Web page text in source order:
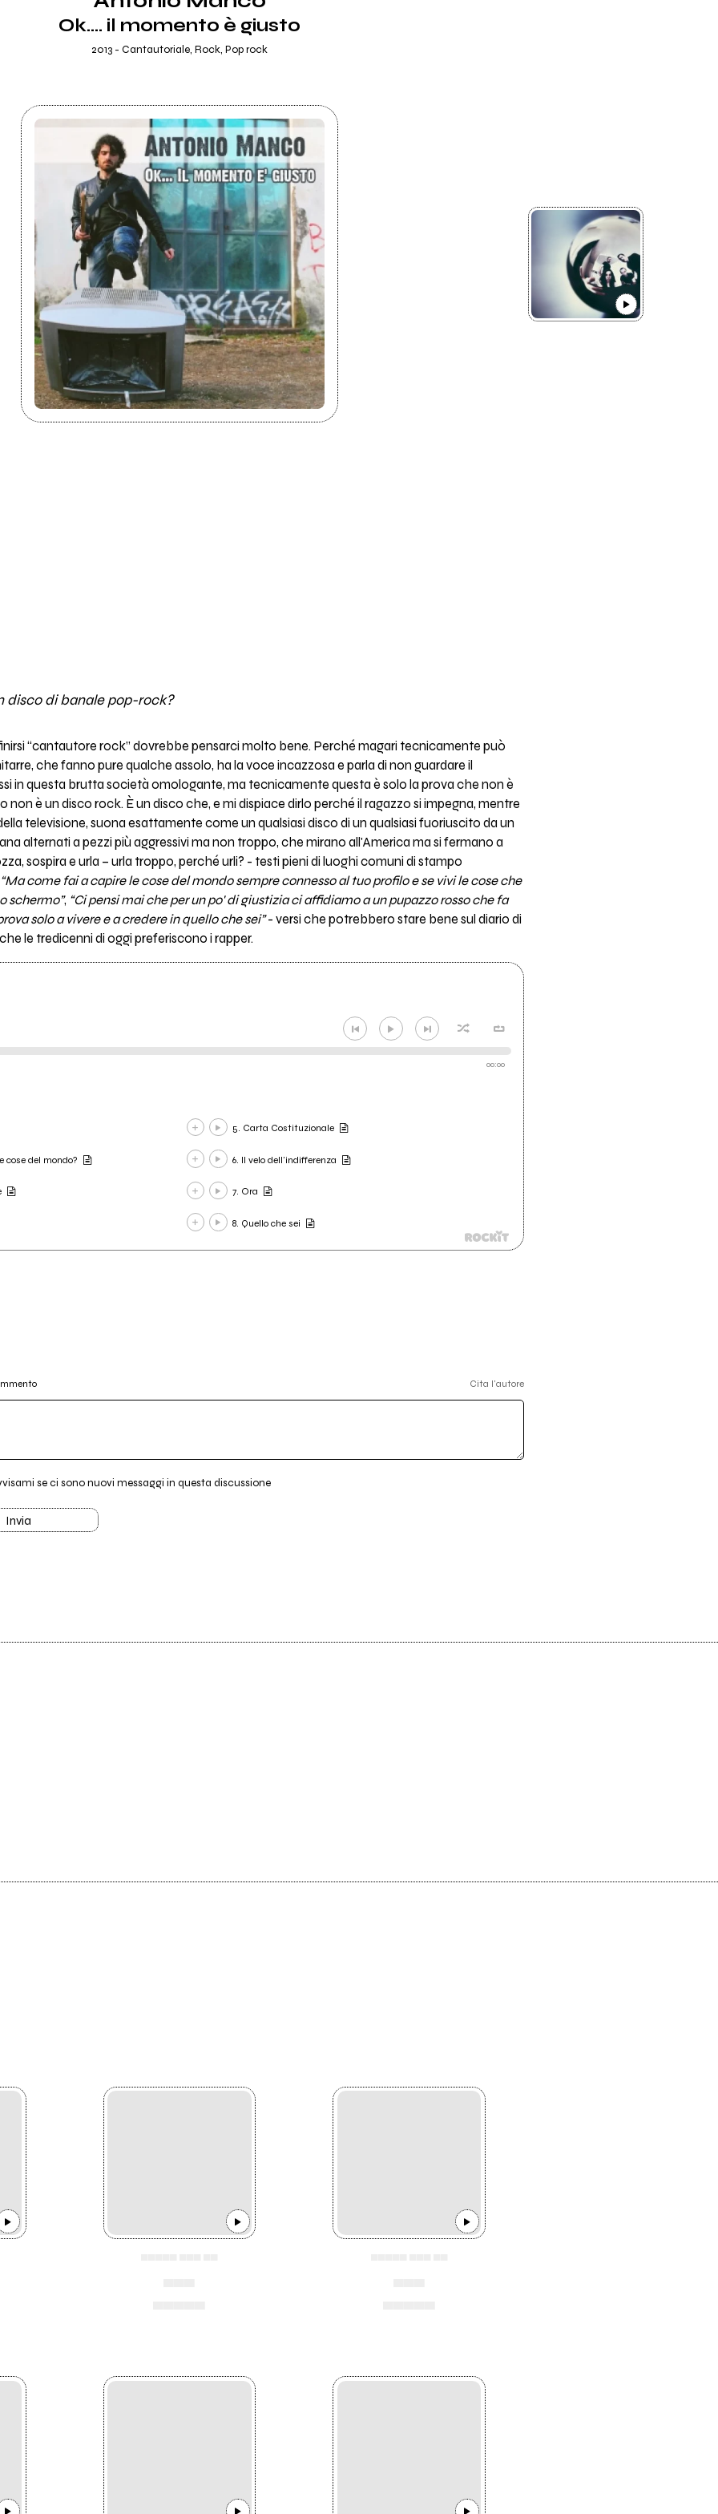
Ok.... il momento è giusto
2013 - Cantautoriale, Rock, Pop rock
disco di banale pop-rock?
“cantautore rock” dovrebbe pensarci molto bene. Perché magari tecnicamente può
che fanno pure qualche assolo, ha la voce incazzosa e parla di non guardare il
in questa brutta società omologante, ma tecnicamente questa è solo la prova che non è
non è un disco rock. È un disco che, e mi dispiace dirlo perché il ragazzo si impegna, mentre
televisione, suona esattamente come un qualsiasi disco di un qualsiasi fuoriuscito da un
alternati a pezzi più aggressivi ma non troppo, che mirano all'America ma si fermano a
sospira e urla – urla troppo, perché urli? - testi pieni di luoghi comuni di stampo
“Ma come fai a capire le cose del mondo sempre connesso al tuo profilo e se vivi le cose che
schermo”, “Ci pensi mai che per un po' di giustizia ci affidiamo a un pupazzo rosso che fa
solo a vivere e a credere in quello che sei”- versi che potrebbero stare bene sul diario di
le tredicenni di oggi preferiscono i rapper.
00:00
cose del mondo?
5. Carta Costituzionale
6. Il velo dell'indifferenza
7. Ora
8. Quello che sei
Cita l'autore
se ci sono nuovi messaggi in questa discussione
Invia